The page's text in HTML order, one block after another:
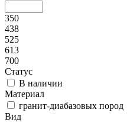
350
438
525
613
700
Статус
В наличии
Материал
гранит-диабазовых пород
Вид